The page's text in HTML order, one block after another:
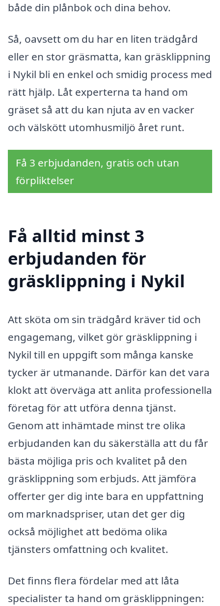
både din plånbok och dina behov.
Så, oavsett om du har en liten trädgård
eller en stor gräsmatta, kan gräsklippning
i Nykil bli en enkel och smidig process med
rätt hjälp. Låt experterna ta hand om
gräset så att du kan njuta av en vacker
och välskött utomhusmiljö året runt.
Få 3 erbjudanden, gratis och utan
förpliktelser
Få alltid minst 3
erbjudanden för
gräsklippning i Nykil
Att sköta om sin trädgård kräver tid och
engagemang, vilket gör gräsklippning i
Nykil till en uppgift som många kanske
tycker är utmanande. Därför kan det vara
klokt att överväga att anlita professionella
företag för att utföra denna tjänst.
Genom att inhämtade minst tre olika
erbjudanden kan du säkerställa att du får
bästa möjliga pris och kvalitet på den
gräsklippning som erbjuds. Att jämföra
offerter ger dig inte bara en uppfattning
om marknadspriser, utan det ger dig
också möjlighet att bedöma olika
tjänsters omfattning och kvalitet.
Det finns flera fördelar med att låta
specialister ta hand om gräsklippningen: